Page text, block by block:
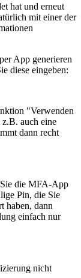
hat und erneut
mit einer der
App generieren
diese eingeben:
"Verwenden
auch eine
dann recht
die MFA-App
Pin, die Sie
haben, dann
einfach nur
nicht